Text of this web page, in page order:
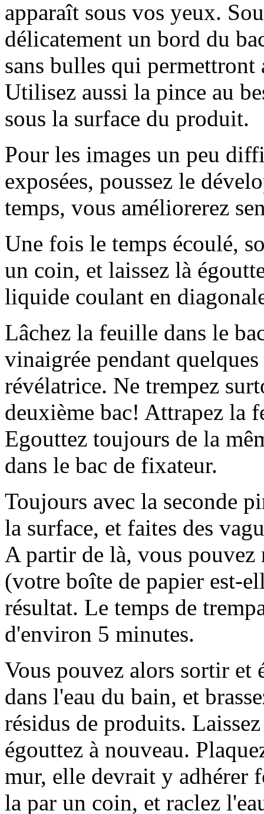
apparaît sous vos yeux.
délicatement un bord du
sans bulles qui
Utilisez aussi la pince au
sous la surface du produit.
Pour les images un peu
exposées, poussez le
temps, vous améliorerez
Une fois le temps écoulé,
un coin, et laissez là
liquide coulant en
Lâchez la feuille dans le
vinaigrée pendant
révélatrice. Ne trempez
deuxième bac! Attrapez la
Egouttez toujours de la
dans le bac de fixateur.
Toujours avec la seconde
la surface, et faites des
A partir de là, vous
(votre boîte de papier est-
résultat. Le temps de
d'environ 5 minutes.
Vous pouvez alors sortir et
dans l'eau du bain, et
résidus de produits.
égouttez à nouveau.
mur, elle devrait y adhérer
la par un coin, et raclez